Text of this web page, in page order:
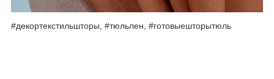
#декортекстильшторы, #тюльлен, #готовыешторытюль